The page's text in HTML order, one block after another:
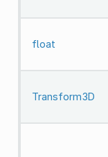
float
Transform3D